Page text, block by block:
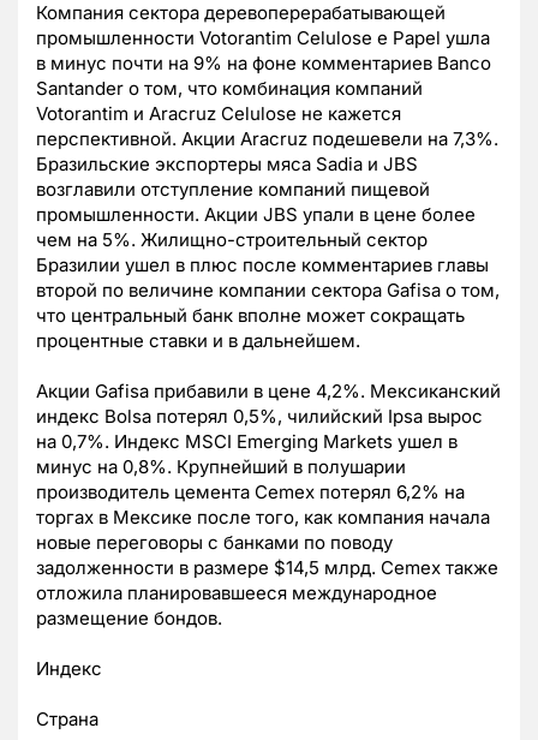
Компания сектора деревоперерабатывающей
промышленности Votorantim Celulose e Papel ушла
в минус почти на 9% на фоне комментариев Banco
Santander о том, что комбинация компаний
Votorantim и Aracruz Celulose не кажется
перспективной. Акции Aracruz подешевели на 7,3%.
Бразильские экспортеры мяса Sadia и JBS
возглавили отступление компаний пищевой
промышленности. Акции JBS упали в цене более
чем на 5%. Жилищно-строительный сектор
Бразилии ушел в плюс после комментариев главы
второй по величине компании сектора Gafisa о том,
что центральный банк вполне может сокращать
процентные ставки и в дальнейшем.
Акции Gafisa прибавили в цене 4,2%. Мексиканский
индекс Bolsa потерял 0,5%, чилийский Ipsa вырос
на 0,7%. Индекс MSCI Emerging Markets ушел в
минус на 0,8%. Крупнейший в полушарии
производитель цемента Cemex потерял 6,2% на
торгах в Мексике после того, как компания начала
новые переговоры с банками по поводу
задолженности в размере $14,5 млрд. Cemex также
отложила планировавшееся международное
размещение бондов.
Индекс
Страна